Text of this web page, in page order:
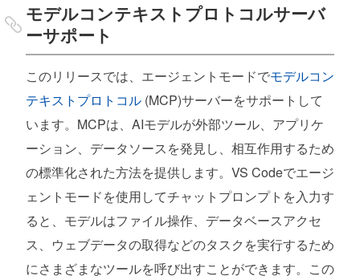
新しい簡素化された詳細なタブホバー
署名されたPowerShellシェル統合
ターミナルシェルタイプ
リモート開発
Linuxレガシーサーバーサポートの終了
エンタープライズ
macOSデバイス管理
拡張機能への貢献
モデルコンテキストプロトコルサーバ
ーサポート
このリリースでは、エージェントモードでモデルコン
テキストプロトコル (MCP)サーバーをサポートして
います。MCPは、AIモデルが外部ツール、アプリケ
ーション、データソースを発見し、相互作用するため
の標準化された方法を提供します。VS Codeでエージ
ェントモードを使用してチャットプロンプトを入力す
ると、モデルはファイル操作、データベースアクセ
ス、ウェブデータの取得などのタスクを実行するため
にさまざまなツールを呼び出すことができます。この